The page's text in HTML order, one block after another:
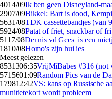
4014/09Ik ben geen Disneyland-
2907/09Bikkel: Bart is dood,
5631/08TDK cassettebandjes (van
5924/08Patat of friet, snackbar of
5117/08Dennis vd Geest is een
1810/08Homo's zijn huilies
Meest gelezen
8531306:35VrijMiBabes #316 (not
5715601:09Random Pics van de
179812:42VS: kans op Russische
munitietekort wordt probleem